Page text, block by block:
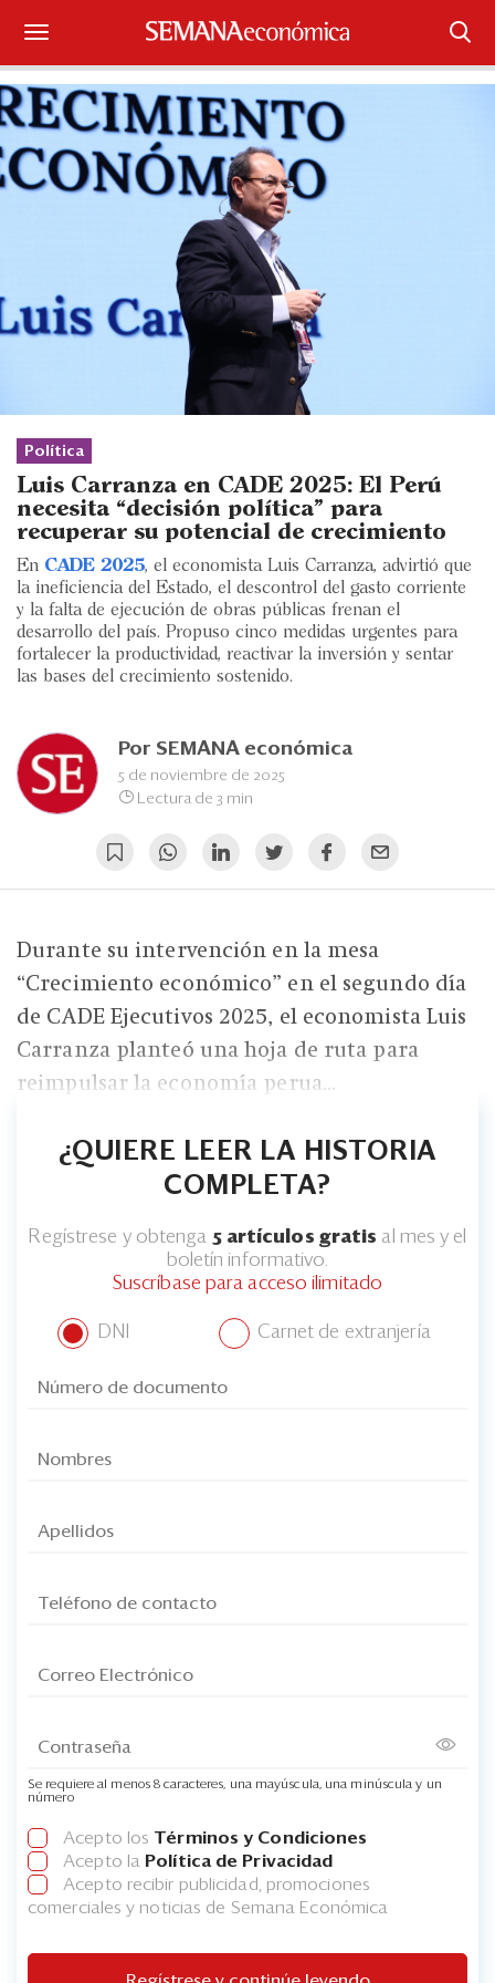
Suscríbase
Iniciar sesión
Portada
¿Qué está pasando?
Sectores y Empresas
Management
Economía y Finanzas
Legal y Política
Eventos
Blogs
Ranking CEO
Edición Impresa
Política
Luis Carranza en CADE 2025: El Perú
necesita “decisión política” para
recuperar su potencial de crecimiento
En CADE 2025, el economista Luis Carranza, advirtió que
la ineficiencia del Estado, el descontrol del gasto corriente
y la falta de ejecución de obras públicas frenan el
desarrollo del país. Propuso cinco medidas urgentes para
fortalecer la productividad, reactivar la inversión y sentar
las bases del crecimiento sostenido.
Por SEMANA económica
5 de noviembre de 2025
Lectura de 3 min
Durante su intervención en la mesa
“Crecimiento económico” en el segundo día
de CADE Ejecutivos 2025, el economista Luis
Carranza planteó una hoja de ruta para
reimpulsar la economía perua...
¿QUIERE LEER LA HISTORIA
COMPLETA?
Regístrese y obtenga 5 artículos gratis al mes y el
boletín informativo.
Suscríbase para acceso ilimitado
DNI Carnet de extranjería
Se requiere al menos 8 caracteres, una mayúscula, una minúscula y un
número
Acepto los Términos y Condiciones
Acepto la Política de Privacidad
Acepto recibir publicidad, promociones
comerciales y noticias de Semana Económica